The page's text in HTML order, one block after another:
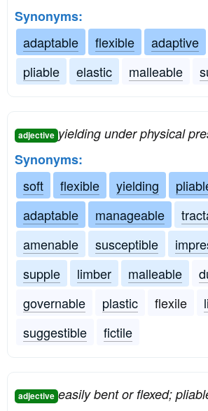
Synonyms:
adaptable
flexible adaptive
pliable
elastic malleable
adjective yielding under physical
Synonyms:
soft
flexible yielding
adaptable
manageable
amenable
susceptible
supple
limber malleable
governable
plastic flexile
suggestible
fictile
adjective easily bent or flexed;